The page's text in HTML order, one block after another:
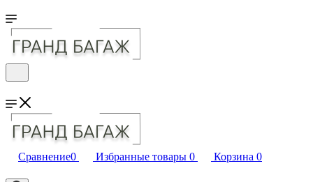
Сравнение0 Избранные товары 0 Корзина 0